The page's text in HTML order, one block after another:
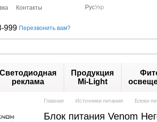
Контакты РусУкр
999 Перезвонить вам?
Светодиодная
реклама
Продукция
Mi-Light
Главная Источники питания Блоки
Блок питания Venom